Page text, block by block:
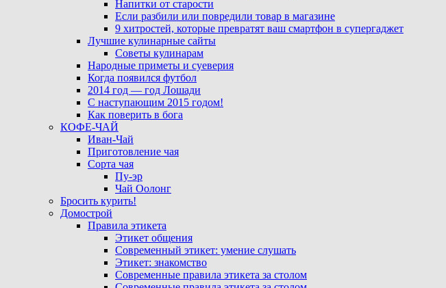
Напитки от старости
Если разбили или повредили товар в магазине
9 хитростей, которые превратят ваш смартфон в супергаджет
Лучшие кулинарные сайты
Советы кулинарам
Народные приметы и суеверия
Когда появился футбол
2014 год — год Лошади
С наступающим 2015 годом!
Как поверить в бога
КОФЕ-ЧАЙ
Иван-Чай
Приготовление чая
Сорта чая
Пу-эр
Чай Оолонг
Бросить курить!
Домострой
Правила этикета
Этикет общения
Современный этикет: умение слушать
Этикет: знакомство
Современные правила этикета за столом